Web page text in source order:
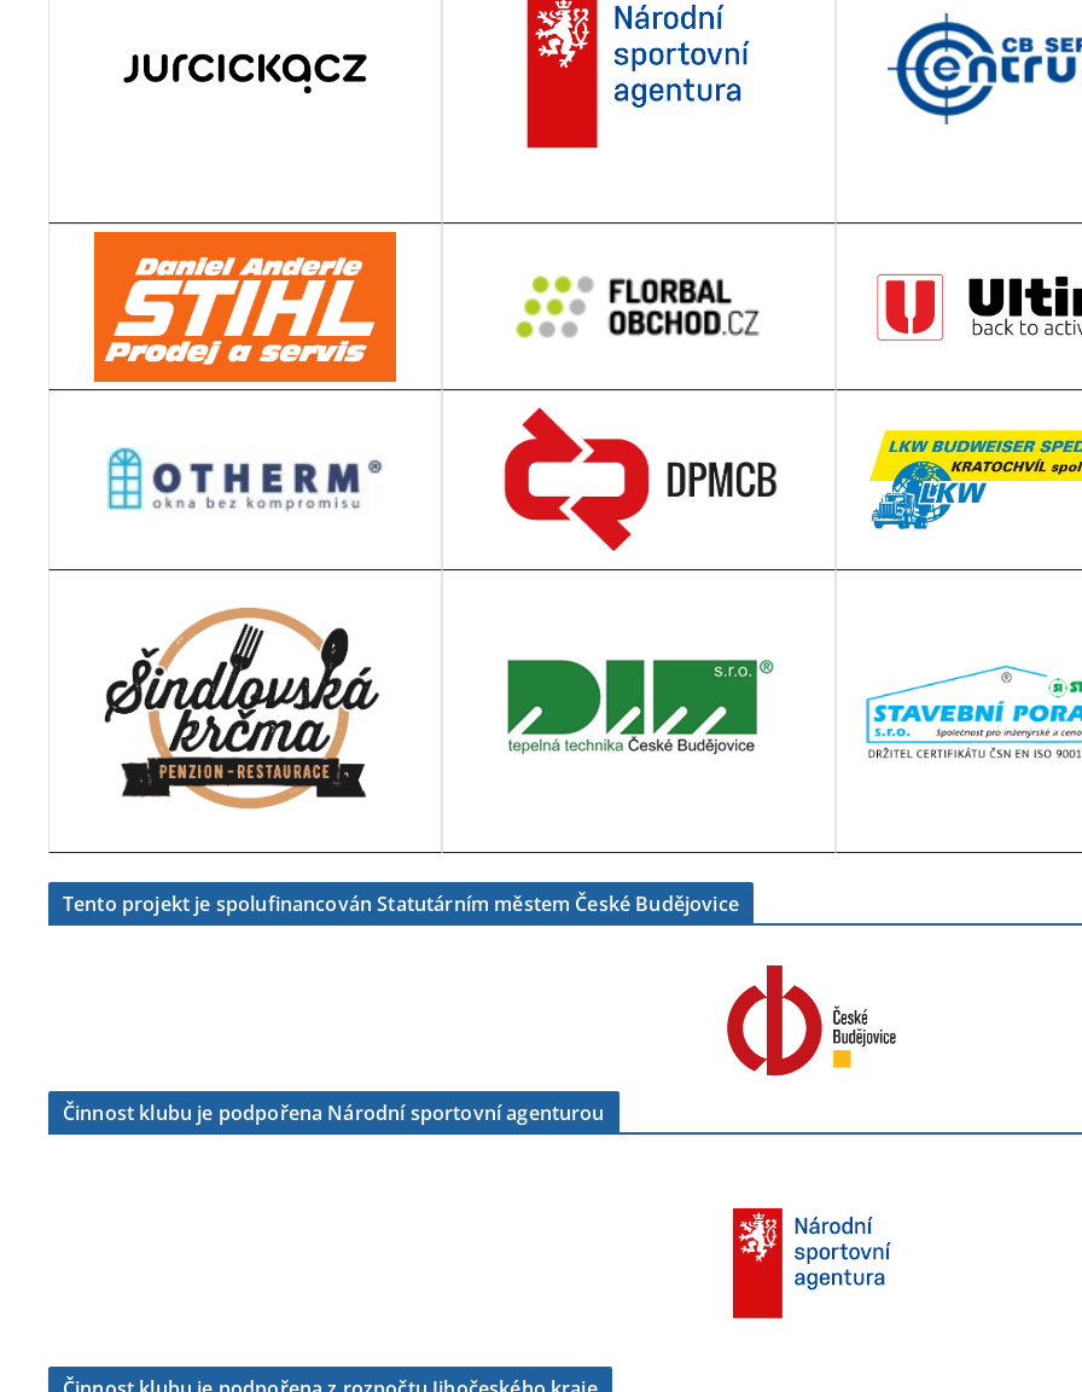
Tento projekt je spolufinancován Statutárním městem České Budějovice
Činnost klubu je podpořena Národní sportovní agenturou